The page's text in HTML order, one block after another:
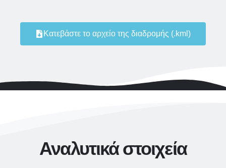
Κατεβάστε το αρχείο της διαδρoμής (.kml)
Αναλυτικά στοιχεία